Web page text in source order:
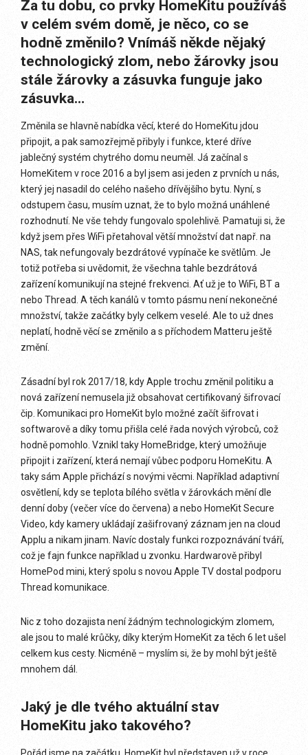
Za tu dobu, co prvky HomeKitu používáš
v celém svém domě, je něco, co se
hodně změnilo? Vnímáš někde nějaký
technologický zlom, nebo žárovky jsou
stále žárovky a zásuvka funguje jako
zásuvka…
Změnila se hlavně nabídka věcí, které do HomeKitu jdou
připojit, a pak samozřejmě přibyly i funkce, které dříve
jablečný systém chytrého domu neuměl. Já začínal s
HomeKitem v roce 2016 a byl jsem asi jeden z prvních u nás,
který jej nasadil do celého našeho dřívějšího bytu. Nyní, s
odstupem času, musím uznat, že to bylo možná unáhlené
rozhodnutí. Ne vše tehdy fungovalo spolehlivě. Pamatuji si, že
když jsem přes WiFi přetahoval větší množství dat např. na
NAS, tak nefungovaly bezdrátové vypínače ke světlům. Je
totiž potřeba si uvědomit, že všechna tahle bezdrátová
zařízení komunikují na stejné frekvenci. Ať už je to WiFi, BT a
nebo Thread. A těch kanálů v tomto pásmu není nekonečné
množství, takže začátky byly celkem veselé. Ale to už dnes
neplatí, hodně věcí se změnilo a s příchodem Matteru ještě
změní.
Zásadní byl rok 2017/18, kdy Apple trochu změnil politiku a
nová zařízení nemusela již obsahovat certifikovaný šifrovací
čip. Komunikaci pro HomeKit bylo možné začít šifrovat i
softwarově a díky tomu přišla celé řada nových výrobců, což
hodně pomohlo. Vznikl taky HomeBridge, který umožňuje
připojit i zařízení, která nemají vůbec podporu HomeKitu. A
taky sám Apple přichází s novými věcmi. Například adaptivní
osvětlení, kdy se teplota bílého světla v žárovkách mění dle
denní doby (večer více do červena) a nebo HomeKit Secure
Video, kdy kamery ukládají zašifrovaný záznam jen na cloud
Applu a nikam jinam. Navíc dostaly funkci rozpoznávání tváří,
což je fajn funkce například u zvonku. Hardwarově přibyl
HomePod mini, který spolu s novou Apple TV dostal podporu
Thread komunikace.
Nic z toho dozajista není žádným technologickým zlomem,
ale jsou to malé krůčky, díky kterým HomeKit za těch 6 let ušel
celkem kus cesty. Nicméně – myslím si, že by mohl být ještě
mnohem dál.
Jaký je dle tvého aktuální stav
HomeKitu jako takového?